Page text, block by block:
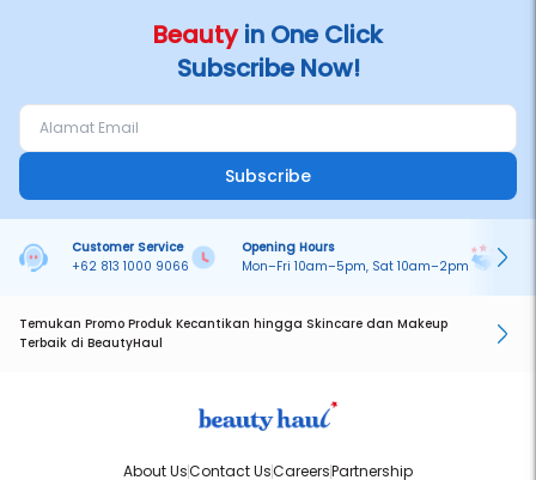
Beautyin One Click
Subscribe Now!
Subscribe
Customer Service
+62 813 1000 9066
Opening Hours
Mon–Fri 10am–5pm, Sat 10am–2pm
Temukan Promo Produk Kecantikan hingga Skincare dan Makeup
Terbaik di BeautyHaul
About UsContact UsCareersPartnership